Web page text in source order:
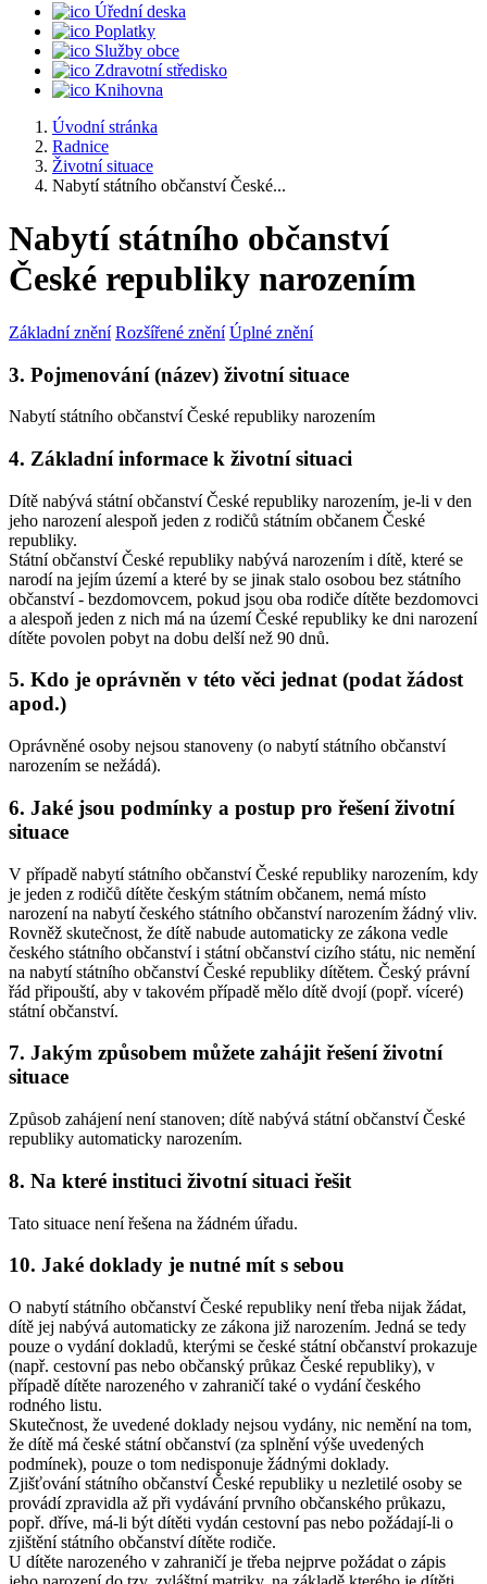
Úřední deska
Poplatky
Služby obce
Zdravotní středisko
Knihovna
Úvodní stránka
Radnice
Životní situace
Nabytí státního občanství České...
Nabytí státního občanství
České republiky narozením
Základní znění Rozšířené znění Úplné znění
3. Pojmenování (název) životní situace
Nabytí státního občanství České republiky narozením
4. Základní informace k životní situaci
Dítě nabývá státní občanství České republiky narozením, je-li v den
jeho narození alespoň jeden z rodičů státním občanem České
republiky.
Státní občanství České republiky nabývá narozením i dítě, které se
narodí na jejím území a které by se jinak stalo osobou bez státního
občanství - bezdomovcem, pokud jsou oba rodiče dítěte bezdomovci
a alespoň jeden z nich má na území České republiky ke dni narození
dítěte povolen pobyt na dobu delší než 90 dnů.
5. Kdo je oprávněn v této věci jednat (podat žádost
apod.)
Oprávněné osoby nejsou stanoveny (o nabytí státního občanství
narozením se nežádá).
6. Jaké jsou podmínky a postup pro řešení životní
situace
V případě nabytí státního občanství České republiky narozením, kdy
je jeden z rodičů dítěte českým státním občanem, nemá místo
narození na nabytí českého státního občanství narozením žádný vliv.
Rovněž skutečnost, že dítě nabude automaticky ze zákona vedle
českého státního občanství i státní občanství cizího státu, nic nemění
na nabytí státního občanství České republiky dítětem. Český právní
řád připouští, aby v takovém případě mělo dítě dvojí (popř. víceré)
státní občanství.
7. Jakým způsobem můžete zahájit řešení životní
situace
Způsob zahájení není stanoven; dítě nabývá státní občanství České
republiky automaticky narozením.
8. Na které instituci životní situaci řešit
Tato situace není řešena na žádném úřadu.
10. Jaké doklady je nutné mít s sebou
O nabytí státního občanství České republiky není třeba nijak žádat,
dítě jej nabývá automaticky ze zákona již narozením. Jedná se tedy
pouze o vydání dokladů, kterými se české státní občanství prokazuje
(např. cestovní pas nebo občanský průkaz České republiky), v
případě dítěte narozeného v zahraničí také o vydání českého
rodného listu.
Skutečnost, že uvedené doklady nejsou vydány, nic nemění na tom,
že dítě má české státní občanství (za splnění výše uvedených
podmínek), pouze o tom nedisponuje žádnými doklady.
Zjišťování státního občanství České republiky u nezletilé osoby se
provádí zpravidla až při vydávání prvního občanského průkazu,
popř. dříve, má-li být dítěti vydán cestovní pas nebo požádají-li o
zjištění státního občanství dítěte rodiče.
U dítěte narozeného v zahraničí je třeba nejprve požádat o zápis